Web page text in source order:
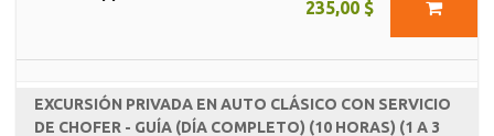
235,00 $
EXCURSIÓN PRIVADA EN AUTO CLÁSICO CON SERVICIO
DE CHOFER - GUÍA (DÍA COMPLETO) (10 HORAS) (1 A 3